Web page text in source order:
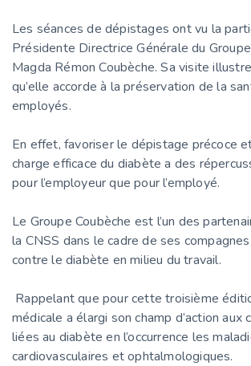
Les séances de dépistages ont vu la
Présidente Directrice Générale du
Magda Rémon Coubèche. Sa visite
qu’elle accorde à la préservation de la
employés.
En effet, favoriser le dépistage précoce
charge efficace du diabète a des
pour l’employeur que pour l’employé.
Le Groupe Coubèche est l’un des
la CNSS dans le cadre de ses
contre le diabète en milieu du travail.
Rappelant que pour cette troisième
médicale a élargi son champ d’action aux
liées au diabète en l’occurrence les
cardiovasculaires et ophtalmologiques.